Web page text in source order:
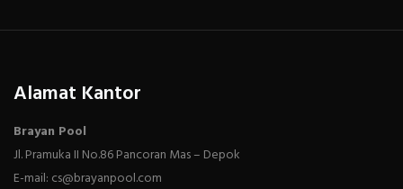
Alamat Kantor
Brayan Pool
Jl. Pramuka II No.86 Pancoran Mas – Depok
E-mail: cs@brayanpool.com